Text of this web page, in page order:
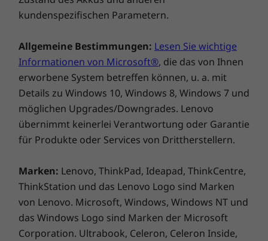
Verfügbarkeit der neuesten Apps
S340-14 bietet Ihnen Zugang zu grenzenloser
Unterhaltung. Schon ab dem Moment Ihrer
Anmeldung stehen Ihnen Millionen Apps sowie
eine umfassende Bibliothek mit Spielen, Songs,
Filmen, TV-Sendungen, Büchern usw. zur
Verfügung. Ob Sie sich für Fotografie
interessieren, Aktienhandel betreiben oder
einfach mit Ihren Freunden in Kontakt bleiben
kundenspezifischen Parametern.
Allgemeine Bestimmungen: Lesen Sie wichtige
Informationen von Microsoft®, die das von Ihnen
erworbene System betreffen können, u. a. mit
Details zu Windows 10, Windows 8, Windows 7 und
möglichen Upgrades/Downgrades. Lenovo
übernimmt keinerlei Verantwortung oder Garantie
für Produkte oder Services von Drittherstellern.
Marken: Lenovo, ThinkPad, Ideapad, ThinkCentre,
ThinkStation und das Lenovo Logo sind Marken
von Lenovo. Microsoft, Windows, Windows NT und
das Windows Logo sind Marken der Microsoft
Corporation. Ultrabook, Celeron, Celeron Inside,